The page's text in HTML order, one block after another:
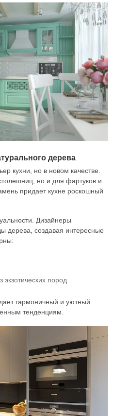
дерева
кухни, но в новом качестве.
но и для фартуков и
придает кухне роскошный
Дизайнеры
дерева, создавая интересные
пород
гармоничный и уютный
тенденциям.